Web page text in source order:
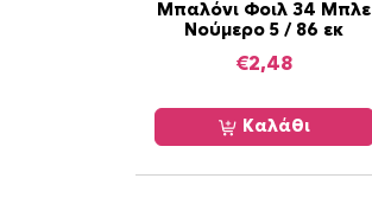
Μπαλόνι Φοιλ 34 Μπλε
Νούμερο 5 / 86 εκ
€2,48
Καλάθι